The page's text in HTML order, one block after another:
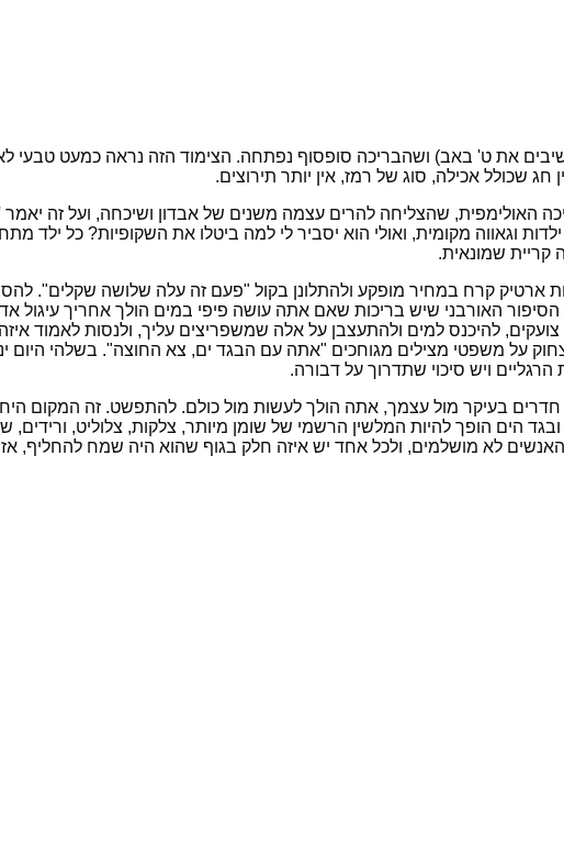
את ט' באב) ושהבריכה סופסוף נפתחה. הצימוד הזה נראה כמעט טבעי
שכולל אכילה, סוג של רמז, אין יותר תירוצים.
האולימפית, שהצליחה להרים עצמה משנים של אבדון ושיכחה, ועל זה
וגאווה מקומית, ואולי הוא יסביר לי למה ביטלו את השקופיות? כל ילד
קריית שמונאית.
ארטיק קרח במחיר מופקע ולהתלונן בקול "פעם זה עלה שלושה שקלים".
האורבני שיש בריכות שאם אתה עושה פיפי במים הולך אחריך עיגול
להיכנס למים ולהתעצבן על אלה שמשפריצים עליך, ולנסות לאמוד
על משפטי מצילים מגוחכים "אתה עם הבגד ים, צא החוצה". בשלהי היום
ויש סיכוי שתדרוך על דבורה.
בעיקר מול עצמך, אתה הולך לעשות מול כולם. להתפשט. זה המקום
הופך להיות המלשין הרשמי של שומן מיותר, צלקות, צלוליט, ורידים,
האנשים לא מושלמים, ולכל אחד יש איזה חלק בגוף שהוא היה שמח